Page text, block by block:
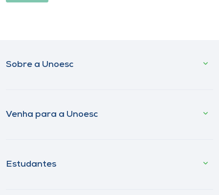
Sobre a Unoesc
Venha para a Unoesc
Estudantes